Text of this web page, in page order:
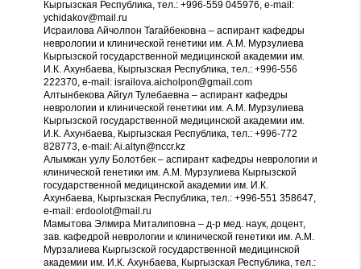
Кыргызская Республика, тел.: +996-559 045976, e-mail:
ychidakov@mail.ru
Исраилова Айчолпон Тагайбековна – аспирант кафедры
неврологии и клинической генетики им. А.М. Мурзулиева
Кыргызской государственной медицинской академии им.
И.К. Ахунбаева, Кыргызская Республика, тел.: +996-556
222370, e-mail: israilova.aicholpon@gmail.com
Алтынбекова Айгул Тулебаевна – аспирант кафедры
неврологии и клинической генетики им. А.М. Мурзулиева
Кыргызской государственной медицинской академии им.
И.К. Ахунбаева, Кыргызская Республика, тел.: +996-772
828773, e-mail: Ai.altyn@nccr.kz
Алымжан уулу Болотбек – аспирант кафедры неврологии и
клинической генетики им. А.М. Мурзулиева Кыргызской
государственной медицинской академии им. И.К.
Ахунбаева, Кыргызская Республика, тел.: +996-551 358647,
e-mail: erdoolot@mail.ru
Мамытова Элмира Миталиповна – д-р мед. наук, доцент,
зав. кафедрой неврологии и клинической генетики им. А.М.
Мурзалиева Кыргызской государственной медицинской
академии им. И.К. Ахунбаева, Кыргызская Республика, тел.: